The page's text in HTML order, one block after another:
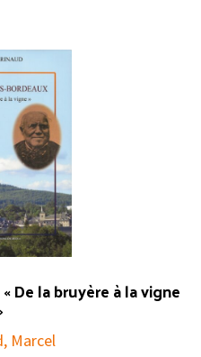
De la bruyère à la vigne
Marcel